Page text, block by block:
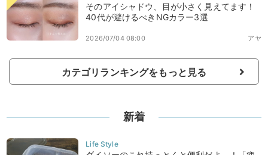
そのアイシャドウ、目が小さく見えてます！
40代が避けるべきNGカラー3選
アヤ
2026/07/04 08:00
カテゴリランキングをもっと見る
新着